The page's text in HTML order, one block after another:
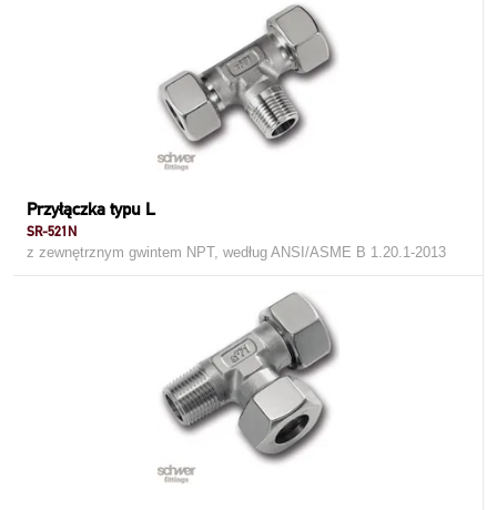
Przyłączka typu L
SR-521N
z zewnętrznym gwintem NPT, według ANSI/ASME B 1.20.1-2013